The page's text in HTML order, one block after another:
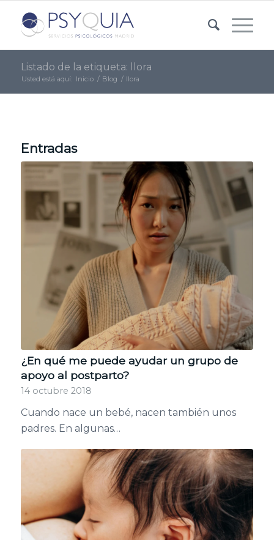
Listado de la etiqueta: llora
Usted está aquí: Inicio / Blog / llora
Entradas
¿En qué me puede ayudar un grupo de
apoyo al postparto?
14 octubre 2018
Cuando nace un bebé, nacen también unos
padres. En algunas…